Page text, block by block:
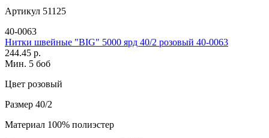
Артикул 51125
40-0063
Нитки швейные "BIG" 5000 ярд 40/2 розовый 40-0063
244.45 р.
Мин. 5 боб
Цвет розовый
Размер 40/2
Материал 100% полиэстер